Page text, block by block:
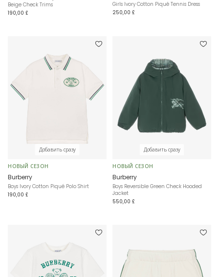
Beige Check Trims
190,00 £
Girls Ivory Cotton Piqué Tennis Dress
250,00 £
Добавить сразу
НОВЫЙ СЕЗОН
Burberry
Boys Ivory Cotton Piqué Polo Shirt
190,00 £
Добавить сразу
НОВЫЙ СЕЗОН
Burberry
Boys Reversible Green Check Hooded
Jacket
550,00 £